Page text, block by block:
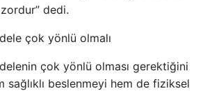
dedi.
çok yönlü olmalı
çok yönlü olması gerektiğini
sağlıklı beslenmeyi hem de fiziksel